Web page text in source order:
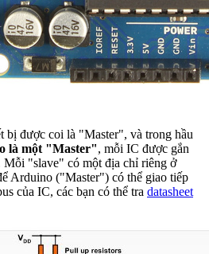
bị được coi là "Master", và trong hầu
là một "Master", mỗi IC được gắn
"slave" có một địa chỉ riêng ở
Arduino ("Master") có thể giao tiếp
của IC, các bạn có thể tra datasheet